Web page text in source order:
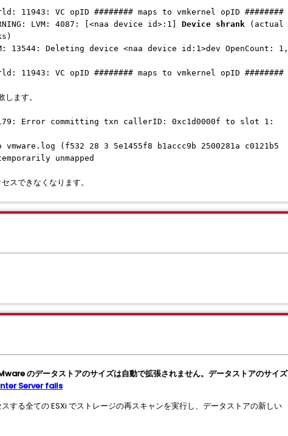
11943: VC opID ######## maps to vmkernel opID ########
LVM: 4087: [<naa device id>:1] Device shrank (actual
13544: Deleting device <naa device id:1>dev OpenCount: 1,
11943: VC opID ######## maps to vmkernel opID ########
ます。
3179: Error committing txn callerID: 0xc1d0000f to slot 1:
vmware.log (f532 28 3 5e1455f8 b1accc9b 2500281a c0121b5
unmapped
スできなくなります。
のデータストアのサイズは自動で拡張されません。データストアのサイズ
Server fails
する全ての ESXi でストレージの再スキャンを実行し、データストアの新しい